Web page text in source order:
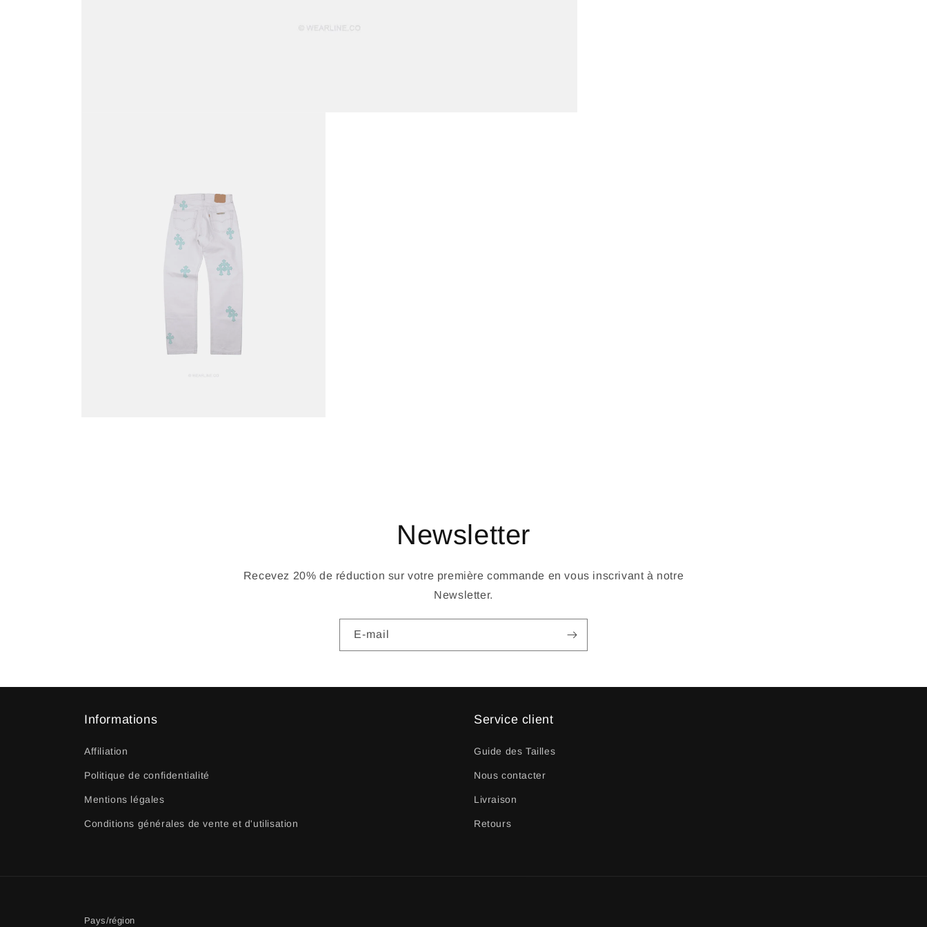
Newsletter
Recevez 20% de réduction sur votre première commande en vous inscrivant à notre
Newsletter.
E-mail
Informations
Affiliation
Politique de confidentialité
Mentions légales
Conditions générales de vente et d'utilisation
Service client
Guide des Tailles
Nous contacter
Livraison
Retours
Pays/région